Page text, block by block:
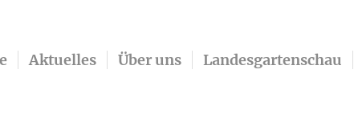
Aktuelles Über uns Landesgartenschau